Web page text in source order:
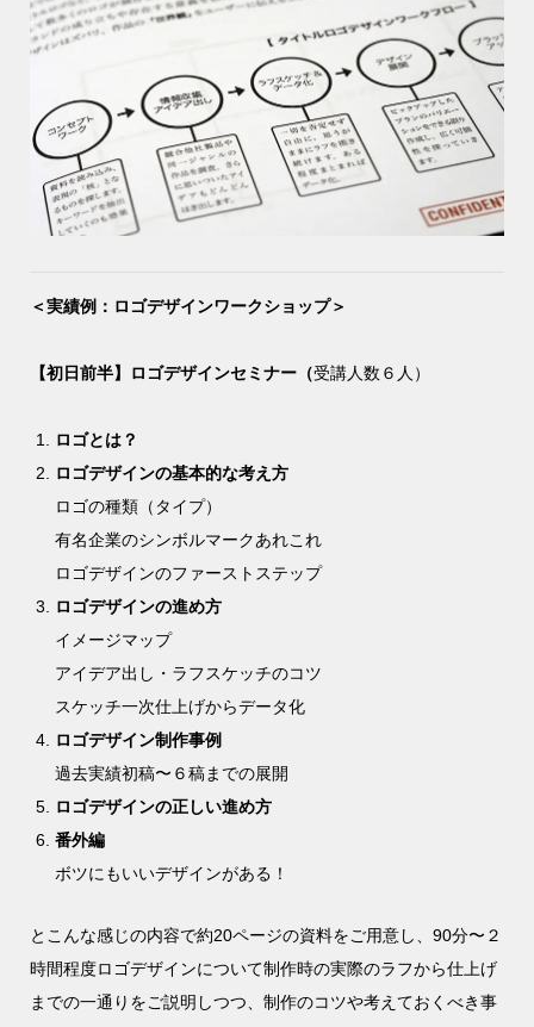
＜実績例：ロゴデザインワークショップ＞
【初日前半】ロゴデザインセミナー（受講人数６人）
ロゴとは？
ロゴデザインの基本的な考え方
ロゴの種類（タイプ）
有名企業のシンボルマークあれこれ
ロゴデザインのファーストステップ
ロゴデザインの進め方
イメージマップ
アイデア出し・ラフスケッチのコツ
スケッチ一次仕上げからデータ化
ロゴデザイン制作事例
過去実績初稿〜６稿までの展開
ロゴデザインの正しい進め方
番外編
ボツにもいいデザインがある！
とこんな感じの内容で約20ページの資料をご用意し、90分〜２
時間程度ロゴデザインについて制作時の実際のラフから仕上げ
までの一通りをご説明しつつ、制作のコツや考えておくべき事